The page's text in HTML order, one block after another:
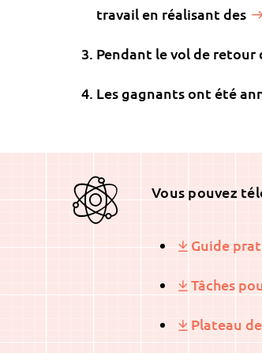
travail en réalisant des
Pendant le vol de retour
Les gagnants ont été
Vous pouvez
Guide
Tâches
Plateau